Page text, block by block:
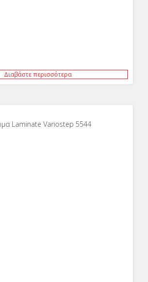
Διαβάστε περισσότερα
Laminate Variostep 5544